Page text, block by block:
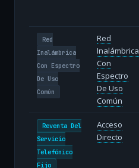
Red
Inalámbrica
Con Espectro
De Uso
Común
Red
Inalámbrica
Con
Espectro
De Uso
Común
Reventa Del
Servicio
Telefónico
Fijo
Acceso
Directo